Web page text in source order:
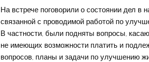
На встрече поговорили о состоянии дел в
связанной с проводимой работой по
В частности, были подняты вопросы,
не имеющих возможности платить и
вопросов, планы и задачи по улучшению